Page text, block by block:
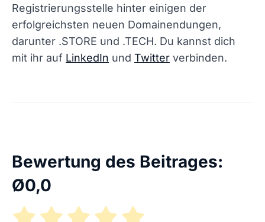
Registrierungsstelle hinter einigen der
erfolgreichsten neuen Domainendungen,
darunter .STORE und .TECH. Du kannst dich
mit ihr auf LinkedIn und Twitter verbinden.
Bewertung des Beitrages:
Ø0,0